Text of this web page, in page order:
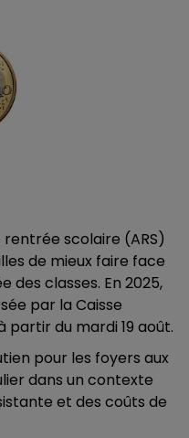
scolaire (ARS)
de mieux faire face
des classes. En 2025,
par la Caisse
du mardi 19 août.
pour les foyers aux
dans un contexte
et des coûts de